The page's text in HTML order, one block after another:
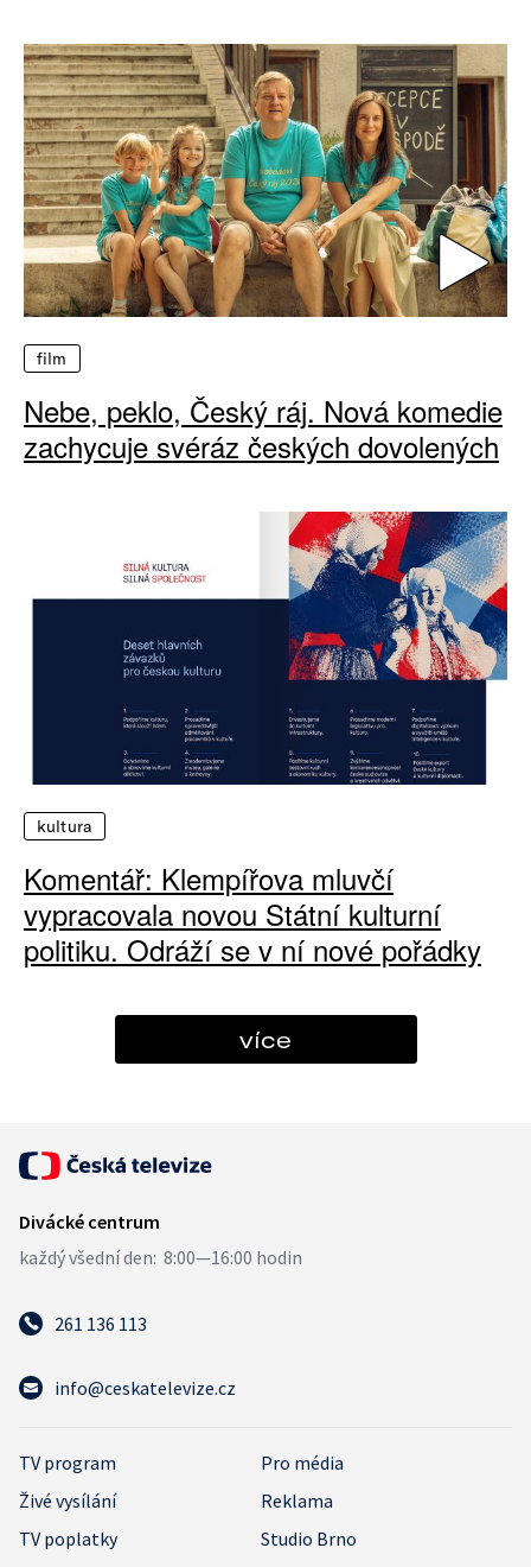
film
Nebe, peklo, Český ráj. Nová komedie
zachycuje svéráz českých dovolených
kultura
Komentář: Klempířova mluvčí
vypracovala novou Státní kulturní
politiku. Odráží se v ní nové pořádky
více
261 136 113
info@ceskatelevize.cz
TV program
Pro média
Živé vysílání
Reklama
TV poplatky
Studio Brno